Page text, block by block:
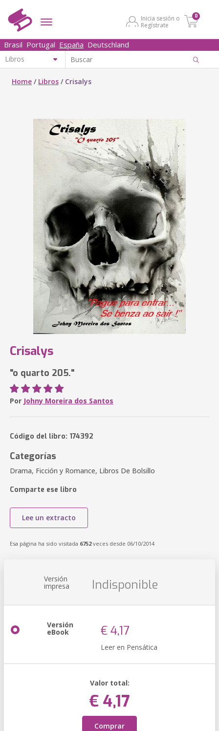
Inicia sesión o
Regístrate
0
Brasil Portugal España Deutschland
Home / Libros / Crisalys
Crisalys
"o quarto 205."
Por Johny Moreira dos Santos
Código del libro: 174392
Categorías
Drama, Ficción y Romance, Libros De Bolsillo
Comparte ese libro
Lee un extracto
Esa página ha sido visitada 6752veces desde 06/10/2014
Versión
impresa Indisponible
Versión
eBook € 4,17
Leer en Pensática
Valor total:
€ 4,17
Comprar